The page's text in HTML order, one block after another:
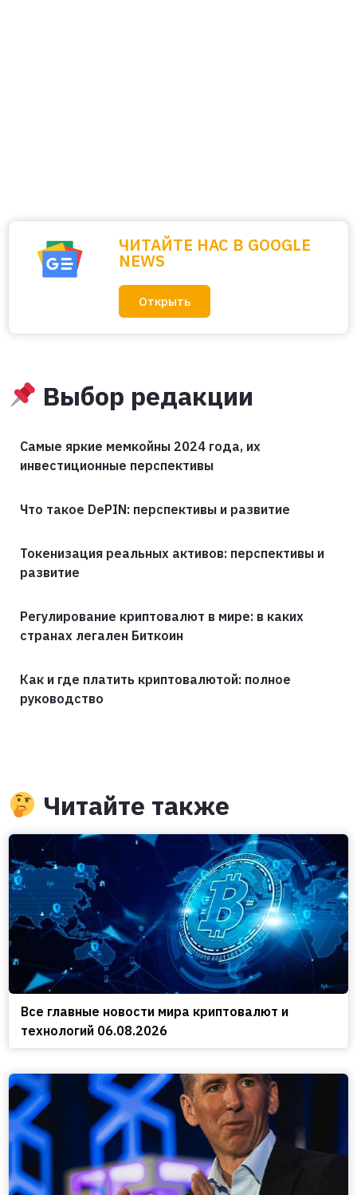
ЧИТАЙТЕ НАС В GOOGLE
NEWS
Открыть
Выбор редакции
Самые яркие мемкойны 2024 года, их
инвестиционные перспективы
Что такое DePIN: перспективы и развитие
Токенизация реальных активов: перспективы и
развитие
Регулирование криптовалют в мире: в каких
странах легален Биткоин
Как и где платить криптовалютой: полное
руководство
Читайте также
Все главные новости мира криптовалют и
технологий 06.08.2026